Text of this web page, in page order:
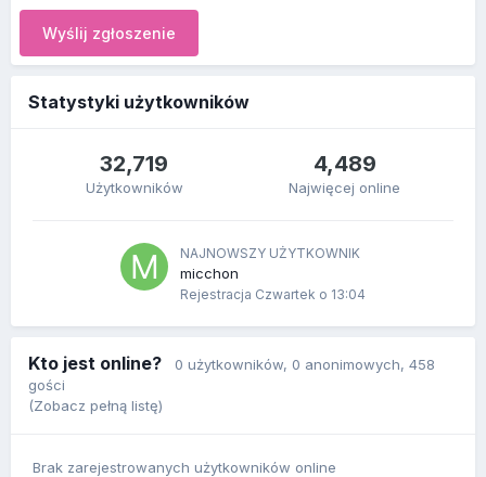
Wyślij zgłoszenie
Statystyki użytkowników
32,719
Użytkowników
4,489
Najwięcej online
NAJNOWSZY UŻYTKOWNIK
micchon
Rejestracja Czwartek o 13:04
Kto jest online? 0 użytkowników, 0 anonimowych, 458
gości
(Zobacz pełną listę)
Brak zarejestrowanych użytkowników online